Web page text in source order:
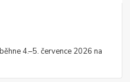
4.–5. července 2026 na